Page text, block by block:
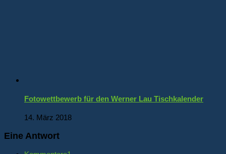
Fotowettbewerb für den Werner Lau Tischkalender
14. März 2018
Eine Antwort